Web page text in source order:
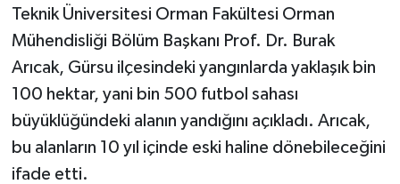
Teknik Üniversitesi Orman Fakültesi Orman
Mühendisliği Bölüm Başkanı Prof. Dr. Burak
Arıcak, Gürsu ilçesindeki yangınlarda yaklaşık bin
100 hektar, yani bin 500 futbol sahası
büyüklüğündeki alanın yandığını açıkladı. Arıcak,
bu alanların 10 yıl içinde eski haline dönebileceğini
ifade etti.